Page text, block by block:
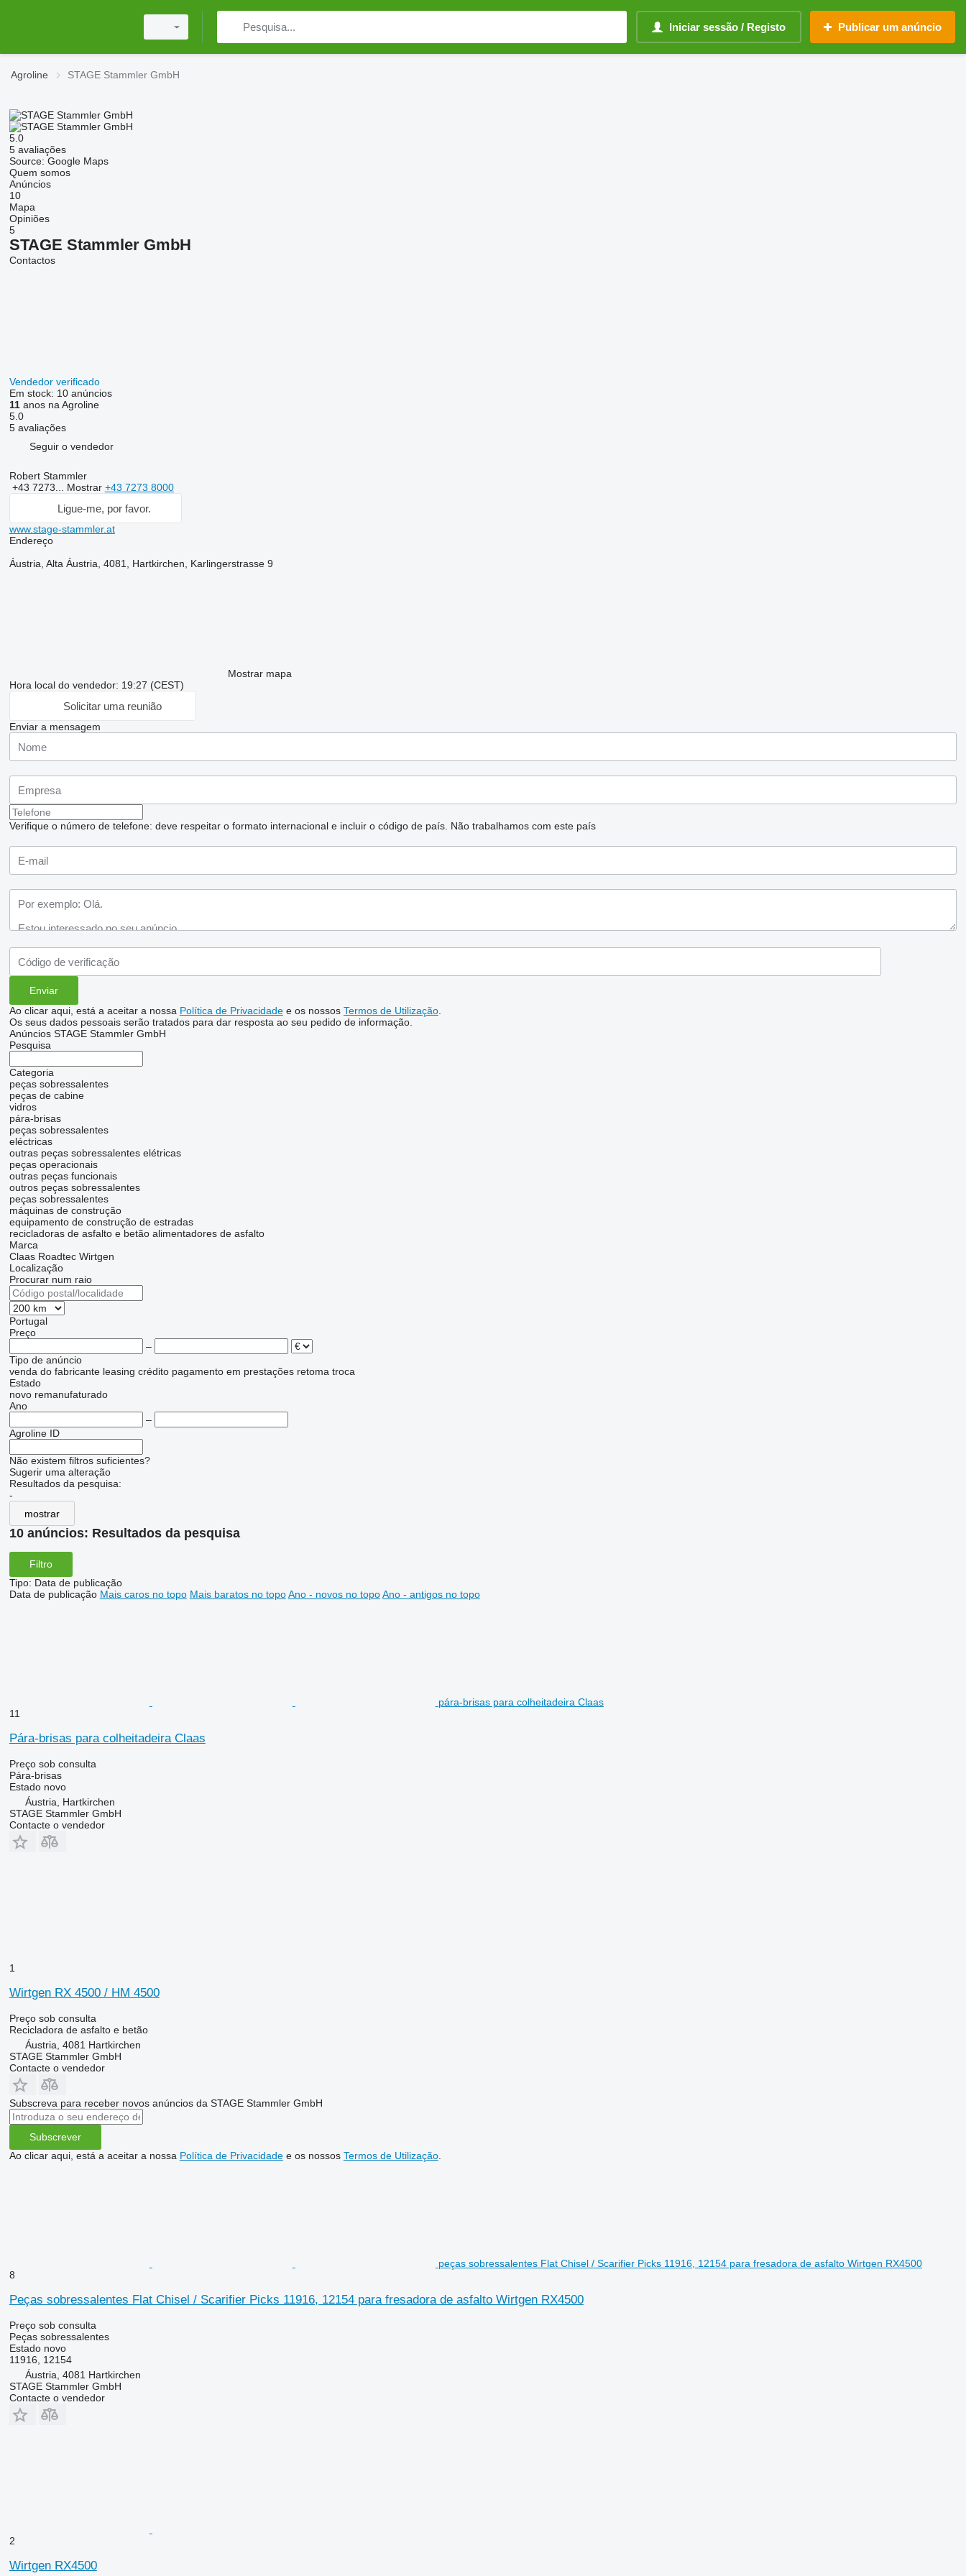
Iniciar sessão / Registo Publicar um anúncio
Agroline STAGE Stammler GmbH
5.0
5 avaliações
Source: Google Maps
Quem somos
Anúncios
10
Mapa
Opiniões
5
STAGE Stammler GmbH
Contactos
Vendedor verificado
Em stock: 10 anúncios
11anos na Agroline
5.0
5 avaliações
Seguir o vendedor
Robert Stammler
+43 7273... Mostrar +43 7273 8000
Ligue-me, por favor.
www.stage-stammler.at
Endereço
Áustria, Alta Áustria, 4081, Hartkirchen, Karlingerstrasse 9
Mostrar mapa
Hora local do vendedor: 19:27 (CEST)
Solicitar uma reunião
Enviar a mensagem
Verifique o número de telefone: deve respeitar o formato internacional e incluir o código de país. Não trabalhamos com este país
Ao clicar aqui, está a aceitar a nossa Política de Privacidadee os nossos Termos de Utilização.
Os seus dados pessoais serão tratados para dar resposta ao seu pedido de informação.
Anúncios STAGE Stammler GmbH
Pesquisa
Categoria
peças sobressalentes
peças de cabine
vidros
pára-brisas
peças sobressalentes
eléctricas
outras peças sobressalentes elétricas
peças operacionais
outras peças funcionais
outros peças sobressalentes
peças sobressalentes
máquinas de construção
equipamento de construção de estradas
recicladoras de asfalto e betão alimentadores de asfalto
Marca
Claas Roadtec Wirtgen
Localização
Procurar num raio
Portugal
Preço
–
Tipo de anúncio
venda do fabricante leasing crédito pagamento em prestações retoma troca
Estado
novo remanufaturado
Ano
–
Agroline ID
Não existem filtros suficientes?
Sugerir uma alteração
Resultados da pesquisa:
-
mostrar
10 anúncios: Resultados da pesquisa
Filtro
Tipo: Data de publicação
Data de publicação Mais caros no topo Mais baratos no topo Ano - novos no topo Ano - antigos no topo
pára-brisas para colheitadeira Claas
11
Pára-brisas para colheitadeira Claas
Preço sob consulta
Pára-brisas
Estadonovo
Áustria, Hartkirchen
STAGE Stammler GmbH
Contacte o vendedor
1
Wirtgen RX 4500 / HM 4500
Preço sob consulta
Recicladora de asfalto e betão
Áustria, 4081 Hartkirchen
STAGE Stammler GmbH
Contacte o vendedor
Subscreva para receber novos anúncios da STAGE Stammler GmbH
Subscrever
Ao clicar aqui, está a aceitar a nossa Política de Privacidadee os nossos Termos de Utilização.
peças sobressalentes Flat Chisel / Scarifier Picks 11916, 12154 para fresadora de asfalto Wirtgen RX4500
8
Peças sobressalentes Flat Chisel / Scarifier Picks 11916, 12154 para fresadora de asfalto Wirtgen RX4500
Preço sob consulta
Peças sobressalentes
Estadonovo
11916, 12154
Áustria, 4081 Hartkirchen
STAGE Stammler GmbH
Contacte o vendedor
2
Wirtgen RX4500